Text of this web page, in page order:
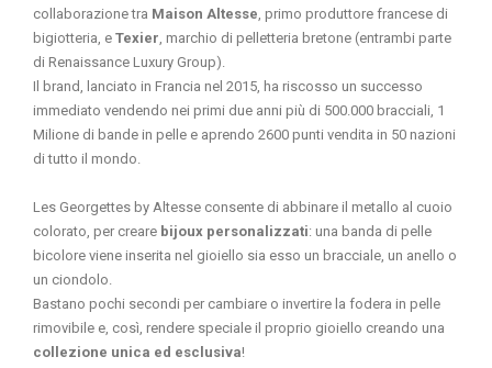
collaborazione tra Maison Altesse, primo produttore francese di
bigiotteria, eTexier, marchio di pelletteria bretone (entrambi parte
di Renaissance Luxury Group).
Il brand, lanciato in Francia nel 2015, ha riscosso un successo
immediato vendendo nei primi due anni più di 500.000 bracciali, 1
Milione di bande in pelle e aprendo 2600 punti vendita in 50 nazioni
di tutto il mondo.
Les Georgettes by Altesse consente di abbinare il metallo al cuoio
colorato, per creare bijoux personalizzati: una banda di pelle
bicolore viene inserita nel gioiello sia esso un bracciale, un anello o
un ciondolo.
Bastano pochi secondi per cambiare o invertire la fodera in pelle
rimovibile e, così, rendere speciale il proprio gioiello creando una
collezione unica ed esclusiva!